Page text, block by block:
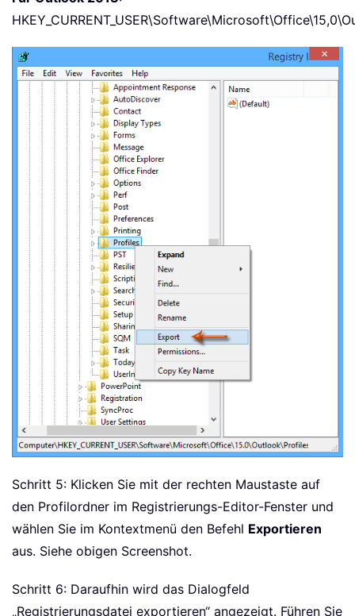
Schritt 5: Klicken Sie mit der rechten Maustaste auf
den Profilordner im Registrierungs-Editor-Fenster und
wählen Sie im Kontextmenü den Befehl Exportieren
aus. Siehe obigen Screenshot.
Schritt 6: Daraufhin wird das Dialogfeld
„Registrierungsdatei exportieren“ angezeigt. Führen Sie